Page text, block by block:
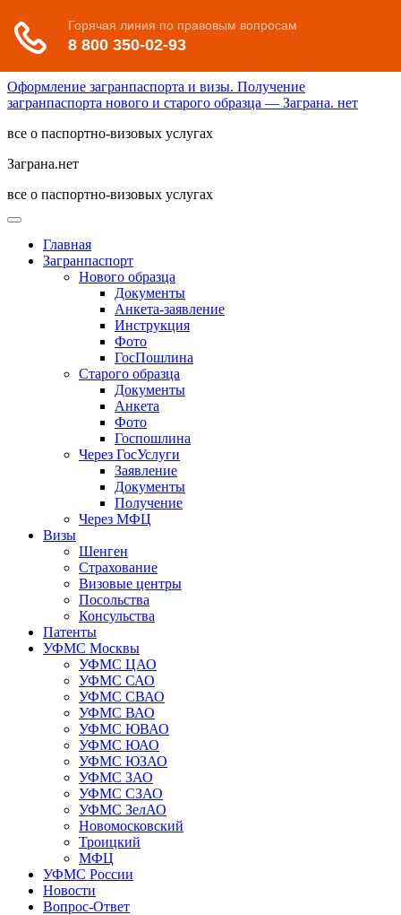
Оформление загранпаспорта и визы. Получение
загранпаспорта нового и старого образца — Заграна. нет
все о паспортно-визовых услугах
Заграна.нет
все о паспортно-визовых услугах
Главная
Загранпаспорт
Нового образца
Документы
Анкета-заявление
Инструкция
Фото
ГосПошлина
Старого образца
Документы
Анкета
Фото
Госпошлина
Через ГосУслуги
Заявление
Документы
Получение
Через МФЦ
Визы
Шенген
Страхование
Визовые центры
Посольства
Консульства
Патенты
УФМС Москвы
УФМС ЦАО
УФМС САО
УФМС СВАО
УФМС ВАО
УФМС ЮВАО
УФМС ЮАО
УФМС ЮЗАО
УФМС ЗАО
УФМС СЗАО
УФМС ЗелАО
Новомосковский
Троицкий
МФЦ
УФМС России
Новости
Вопрос-Ответ